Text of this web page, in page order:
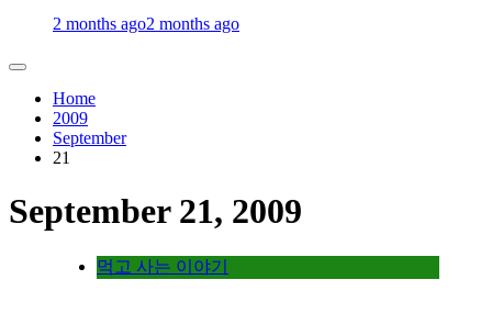
2 months ago2 months ago
Home
2009
September
21
September 21, 2009
먹고 사는 이야기